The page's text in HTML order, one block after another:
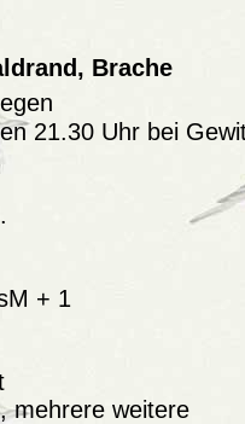
Brache
21.30 Uhr bei
+ 1
mehrere weitere